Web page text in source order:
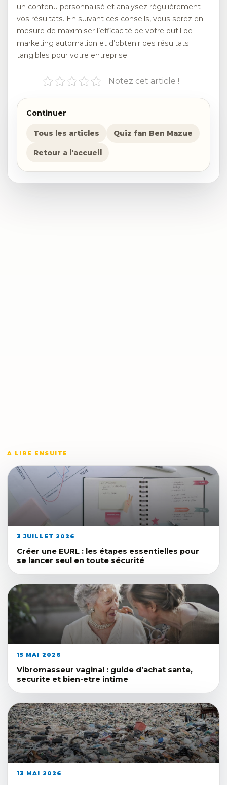
un contenu personnalisé et analysez régulièrement
vos résultats. En suivant ces conseils, vous serez en
mesure de maximiser l’efficacité de votre outil de
marketing automation et d’obtenir des résultats
tangibles pour votre entreprise.
Notez cet article !
Continuer
Tous les articles Quiz fan Ben Mazue
Retour a l'accueil
A LIRE ENSUITE
3 JUILLET 2026
Créer une EURL : les étapes essentielles pour
se lancer seul en toute sécurité
15 MAI 2026
Vibromasseur vaginal : guide d’achat sante,
securite et bien-etre intime
13 MAI 2026